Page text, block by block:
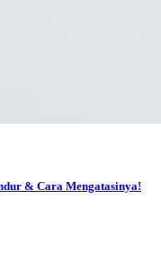
& Cara Mengatasinya!